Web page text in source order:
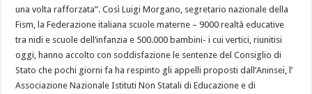
una volta rafforzata”. Così Luigi Morgano, segretario nazionale della
Fism, la Federazione italiana scuole materne – 9000 realtà educative
tra nidi e scuole dell’infanzia e 500.000 bambini- i cui vertici, riunitisi
oggi, hanno accolto con soddisfazione le sentenze del Consiglio di
Stato che pochi giorni fa ha respinto gli appelli proposti dall’Aninsei, l’
Associazione Nazionale Istituti Non Statali di Educazione e di